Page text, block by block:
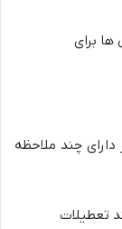
برای
چند ملاحظه
تعطیلات